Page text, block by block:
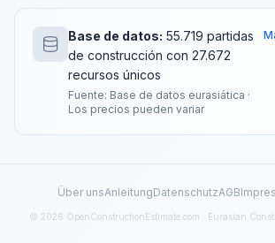
Base de datos: 55.719 partidas
de construcción con 27.672
recursos únicos
Fuente: Base de datos eurasiática ·
Los precios pueden variar
Über unsAnleitungDatenschutzAGB
© 2026 OpenConstructionEstimate.com · Eurasian